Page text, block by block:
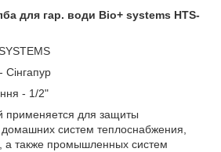
для гар. води Віо+ systems HTS-
Сінгапур
- 1/2"
применяется для защиты
систем теплоснабжения,
а также промышленных систем